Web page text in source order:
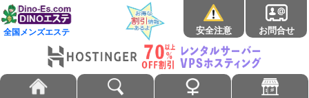
全国メンズエステ 安全注意 お問合せ